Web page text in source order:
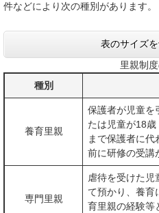
件などにより次の種別があります。
表のサイズ
里親制
種別
養育里親
保護者が児童を
たは児童が18
まで保護者に
前に研修の受講
専門里親
虐待を受けた児
て預かり、養育
育里親の経験等